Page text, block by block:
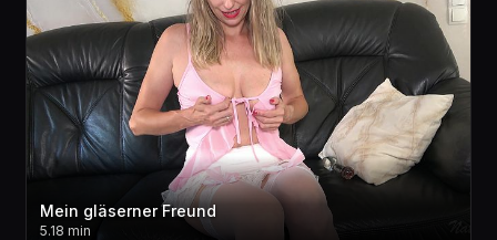
Mein gläserner Freund
5.18 min